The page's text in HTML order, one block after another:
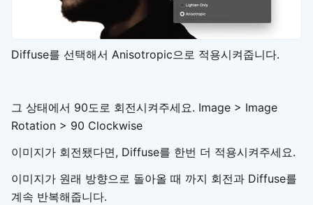
Diffuse를 선택해서 Anisotropic으로 적용시켜줍니다.
그 상태에서 90도로 회전시켜주세요. Image > Image
Rotation > 90 Clockwise
이미지가 회전됐다면, Diffuse를 한번 더 적용시켜주세요.
이미지가 원래 방향으로 돌아올 때 까지 회전과 Diffuse를
계속 반복해줍니다.